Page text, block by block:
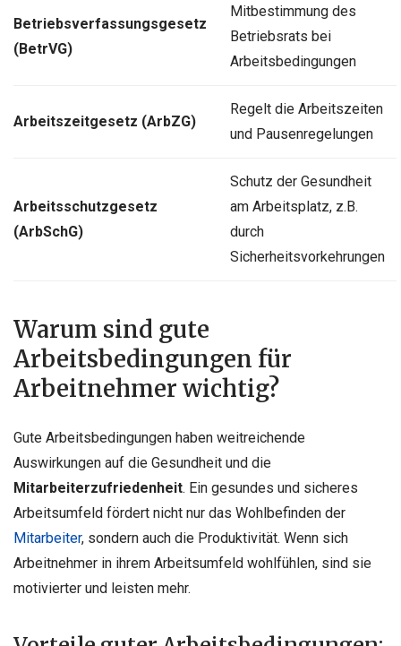
Betriebsverfassungsgesetz
(BetrVG)
Mitbestimmung des
Betriebsrats bei
Arbeitsbedingungen
Arbeitszeitgesetz (ArbZG)
Regelt die Arbeitszeiten
und Pausenregelungen
Arbeitsschutzgesetz
(ArbSchG)
Schutz der Gesundheit
am Arbeitsplatz, z.B.
durch
Sicherheitsvorkehrungen
Warum sind gute
Arbeitsbedingungen für
Arbeitnehmer wichtig?
Gute Arbeitsbedingungen haben weitreichende
Auswirkungen auf die Gesundheit und die
Mitarbeiterzufriedenheit. Ein gesundes und sicheres
Arbeitsumfeld fördert nicht nur das Wohlbefinden der
Mitarbeiter, sondern auch die Produktivität. Wenn sich
Arbeitnehmer in ihrem Arbeitsumfeld wohlfühlen, sind sie
motivierter und leisten mehr.